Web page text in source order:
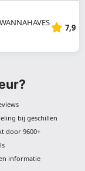
7,9
bij geschillen
door 9600+
informatie